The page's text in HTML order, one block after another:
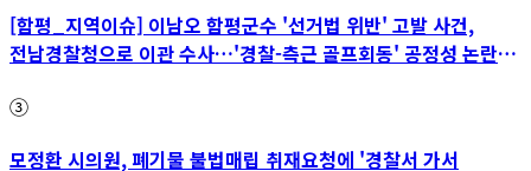
[함평_지역이슈] 이남오 함평군수 '선거법 위반' 고발 사건,
전남경찰청으로 이관 수사…'경찰-측근 골프회동' 공정성 논란
③
모정환 시의원, 폐기물 불법매립 취재요청에 '경찰서 가서